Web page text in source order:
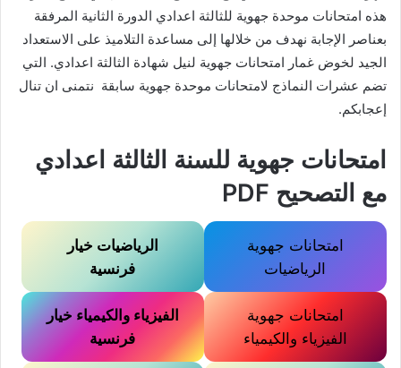
هذه امتحانات موحدة جهوية للثالثة اعدادي الدورة الثانية المرفقة
بعناصر الإجابة نهدف من خلالها إلى مساعدة التلاميذ على الاستعداد
الجيد لخوض غمار امتحانات جهوية لنيل شهادة الثالثة اعدادي. التي
تضم عشرات النماذج لامتحانات موحدة جهوية سابقة نتمنى ان تنال
إعجابكم.
امتحانات جهوية للسنة الثالثة اعدادي
مع التصحيح PDF
امتحانات جهوية
الرياضيات
الرياضيات خيار
فرنسية
امتحانات جهوية
الفيزياء والكيمياء
الفيزياء والكيمياء خيار
فرنسية